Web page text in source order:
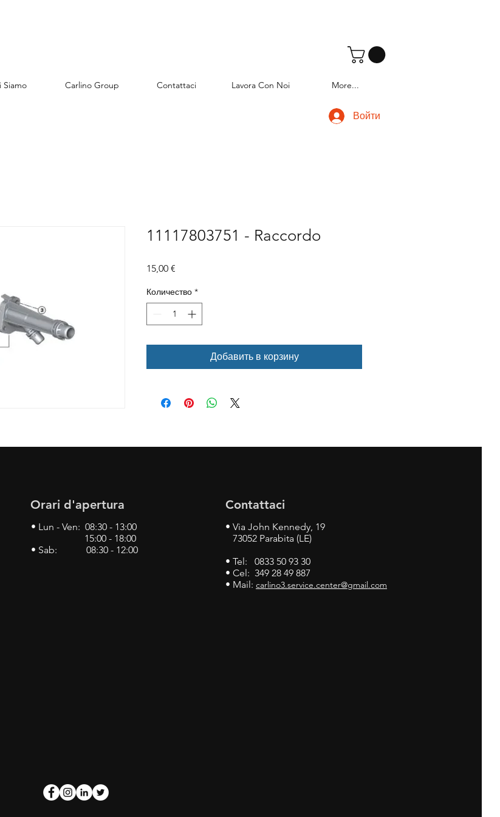
Siamo Carlino Group Contattaci Lavora Con Noi More...
Войти
11117803751 - Raccordo
15,00 €
Количество *
Добавить в корзину
Orari d'apertura
• Lun - Ven: 08:30 - 13:00
15:00 - 18:00
• Sab: 08:30 - 12:00
Contattaci
• Via John Kennedy, 19
73052 Parabita (LE)
• Tel: 0833 50 93 30
• Cel: 349 28 49 887
• Mail: carlino3.service.center@gmail.com